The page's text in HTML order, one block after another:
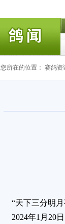
您所在的位置： 赛鸽资
“天下三分明月
2024年1月20